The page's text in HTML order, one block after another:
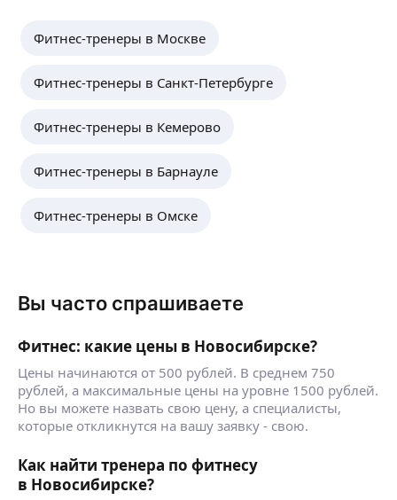
Фитнес-тренеры в Москве
Фитнес-тренеры в Санкт-Петербурге
Фитнес-тренеры в Кемерово
Фитнес-тренеры в Барнауле
Фитнес-тренеры в Омске
Вы часто спрашиваете
Фитнес: какие цены в Новосибирске?
Цены начинаются от 500 рублей. В среднем 750
рублей, а максимальные цены на уровне 1500 рублей.
Но вы можете назвать свою цену, а специалисты,
которые откликнутся на вашу заявку - свою.
Как найти тренера по фитнесу
в Новосибирске?